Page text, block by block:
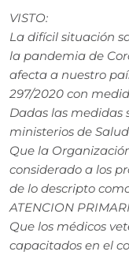
VISTO:
La difícil situación
la pandemia de
afecta a nuestro
297/2020 con
Dadas las
ministerios de
Que la
considerado a los
de lo descripto
ATENCION
Que los médicos
capacitados en el